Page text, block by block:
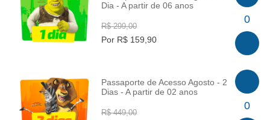
INFO
Dia - A partir de 06 anos
R$ 299,00
Por R$ 159,90
0
INFO
Passaporte de Acesso Agosto - 2
Dias - A partir de 02 anos
R$ 449,00
0